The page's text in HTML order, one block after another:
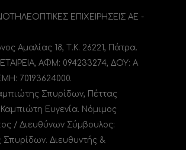
ΕΠΙΧΕΙΡΗΣΕΙΣ ΑΕ -
Αμαλίας 18, Τ.Κ. 26221, Πάτρα.
ΑΦΜ: 094233274, ΔΟΥ: A
70193624000.
Σπυρίδων, Πέττας
Ευγενία. Νόμιμος
/ Διευθύνων Σύμβουλος:
Σπυρίδων. Διευθυντής &